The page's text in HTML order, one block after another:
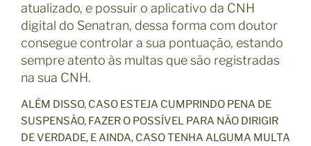
atualizado, e possuir o aplicativo da CNH
digital do Senatran, dessa forma com doutor
consegue controlar a sua pontuação, estando
sempre atento às multas que são registradas
na sua CNH.
ALÉM DISSO, CASO ESTEJA CUMPRINDO PENA DE
SUSPENSÃO, FAZER O POSSÍVEL PARA NÃO DIRIGIR
DE VERDADE, E AINDA, CASO TENHA ALGUMA MULTA